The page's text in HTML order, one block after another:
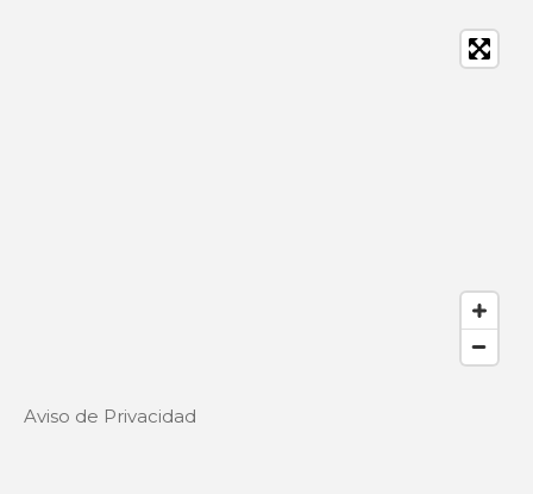
Aviso de Privacidad